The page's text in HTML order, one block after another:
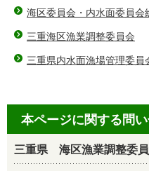
海区委員会・内水面委員会
三重海区漁業調整委員会
三重県内水面漁場管理委員
本ページに関する問
三重県 海区漁業調整委